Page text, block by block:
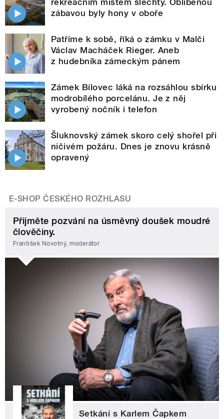
zábavou byly hony v oboře
Patříme k sobě, říká o zámku v Malči
Václav Macháček Rieger. Aneb
z hudebníka zámeckým pánem
Zámek Bílovec láká na rozsáhlou sbírku
modrobílého porcelánu. Je z něj
vyrobený nočník i telefon
Šluknovský zámek skoro celý shořel při
ničivém požáru. Dnes je znovu krásně
opravený
E-SHOP ČESKÉHO ROZHLASU
Přijměte pozvání na úsměvný doušek moudré
člověčiny.
František Novotný, moderátor
Setkání s Karlem Čapkem